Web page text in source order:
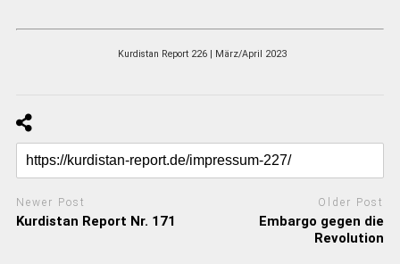
Kurdistan Report 226 | März/April 2023
Newer Post
Kurdistan Report Nr. 171
Older Post
Embargo gegen die
Revolution